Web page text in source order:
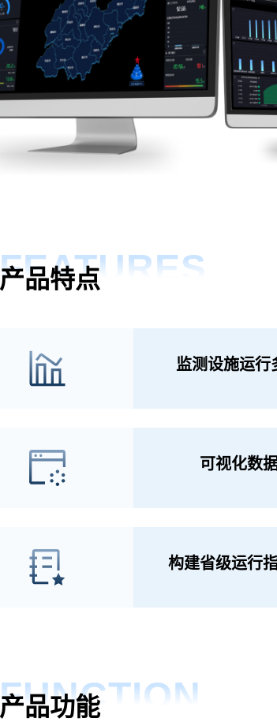
产品特点
FEATURES
监测设施运行
可视化数
构建省级运行
产品功能
FUNCTION